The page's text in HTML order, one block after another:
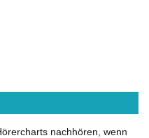
nachhören, wenn